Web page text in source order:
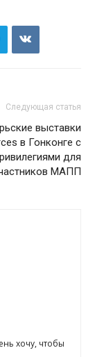
Следующая статья
выставки
в Гонконге с
для
МАПП
хочу, чтобы